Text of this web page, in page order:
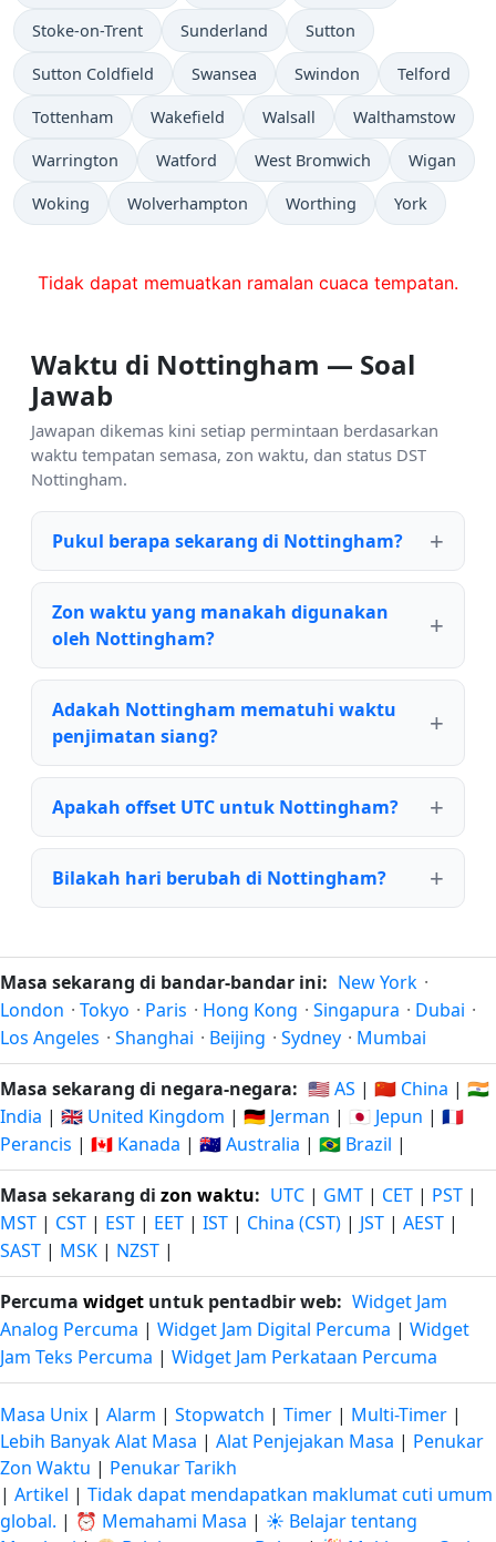
Stoke-on-Trent Sunderland Sutton
Sutton Coldfield Swansea Swindon Telford
Tottenham Wakefield Walsall Walthamstow
Warrington Watford West Bromwich Wigan
Woking Wolverhampton Worthing York
Tidak dapat memuatkan ramalan cuaca tempatan.
Waktu di Nottingham — Soal
Jawab
Jawapan dikemas kini setiap permintaan berdasarkan
waktu tempatan semasa, zon waktu, dan status DST
Nottingham.
Pukul berapa sekarang di Nottingham?
Zon waktu yang manakah digunakan
oleh Nottingham?
Adakah Nottingham mematuhi waktu
penjimatan siang?
Apakah offset UTC untuk Nottingham?
Bilakah hari berubah di Nottingham?
Masa sekarang di bandar-bandar ini: New York ·
London · Tokyo · Paris · Hong Kong · Singapura · Dubai ·
Los Angeles · Shanghai · Beijing · Sydney · Mumbai
Masa sekarang di negara-negara: 🇺🇸 AS | 🇨🇳 China | 🇮🇳
India | 🇬🇧 United Kingdom | 🇩🇪 Jerman | 🇯🇵 Jepun | 🇫🇷
Perancis | 🇨🇦 Kanada | 🇦🇺 Australia | 🇧🇷 Brazil |
Masa sekarang di zon waktu: UTC | GMT | CET | PST |
MST | CST | EST | EET | IST | China (CST) | JST | AEST |
SAST | MSK | NZST |
Percuma widget untuk pentadbir web: Widget Jam
Analog Percuma | Widget Jam Digital Percuma | Widget
Jam Teks Percuma | Widget Jam Perkataan Percuma
Masa Unix | Alarm | Stopwatch | Timer | Multi-Timer |
Lebih Banyak Alat Masa | Alat Penjejakan Masa | Penukar
Zon Waktu | Penukar Tarikh
| Artikel | Tidak dapat mendapatkan maklumat cuti umum
global. | ⏰ Memahami Masa | ☀️ Belajar tentang